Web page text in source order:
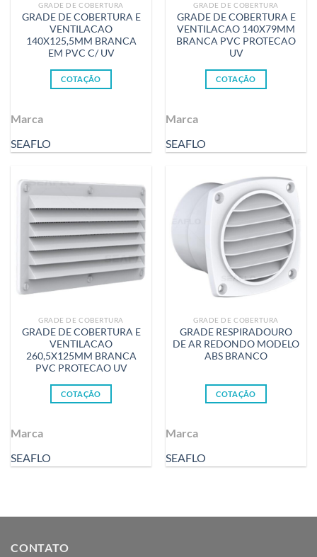
GRADE DE COBERTURA
GRADE DE COBERTURA E
VENTILACAO
140X125,5MM BRANCA
EM PVC C/ UV
COTAÇÃO
Marca
SEAFLO
GRADE DE COBERTURA
GRADE DE COBERTURA E
VENTILACAO 140X79MM
BRANCA PVC PROTECAO
UV
COTAÇÃO
Marca
SEAFLO
GRADE DE COBERTURA
GRADE DE COBERTURA E
VENTILACAO
260,5X125MM BRANCA
PVC PROTECAO UV
COTAÇÃO
Marca
SEAFLO
GRADE DE COBERTURA
GRADE RESPIRADOURO
DE AR REDONDO MODELO
ABS BRANCO
COTAÇÃO
Marca
SEAFLO
CONTATO